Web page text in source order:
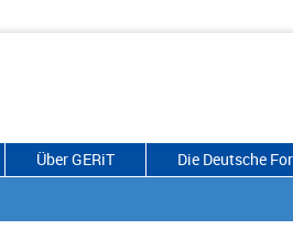
Über GERiT Die Deutsche